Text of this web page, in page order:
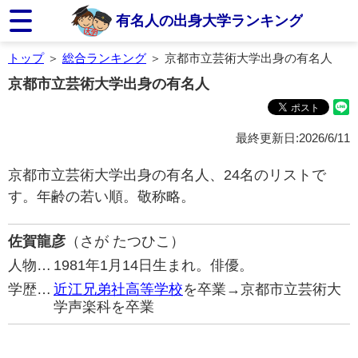
有名人の出身大学ランキング
トップ＞ 総合ランキング ＞ 京都市立芸術大学出身の有名人
京都市立芸術大学出身の有名人
最終更新日:2026/6/11
京都市立芸術大学出身の有名人、24名のリストで
す。年齢の若い順。敬称略。
佐賀龍彦 （さが たつひこ）
人物… 1981年1月14日生まれ。俳優。
学歴… 近江兄弟社高等学校を卒業→京都市立芸術大
学声楽科を卒業